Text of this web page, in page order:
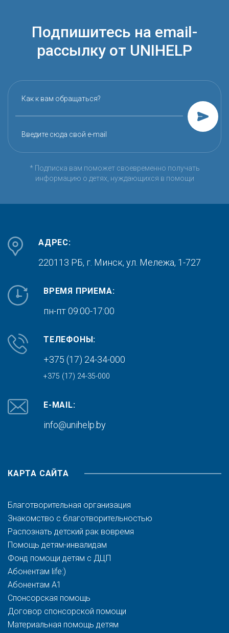
Подпишитесь на email-
рассылку от UNIHELP
Как к вам обращаться?
Введите сюда свой e-mail
* Подписка вам поможет своевременно получать
информацию о детях, нуждающихся в помощи
АДРЕС:
220113 РБ, г. Минск, ул. Мележа, 1-727
ВРЕМЯ ПРИЕМА:
пн-пт 09:00-17:00
ТЕЛЕФОНЫ:
+375 (17) 24-34-000
+375 (17) 24-35-000
E-MAIL:
info@unihelp.by
КАРТА САЙТА
Благотворительная организация
Знакомство с благотворительностью
Распознать детский рак вовремя
Помощь детям-инвалидам
Фонд помощи детям с ДЦП
Абонентам life:)
Абонентам A1
Спонсорская помощь
Договор спонсорской помощи
Материальная помощь детям